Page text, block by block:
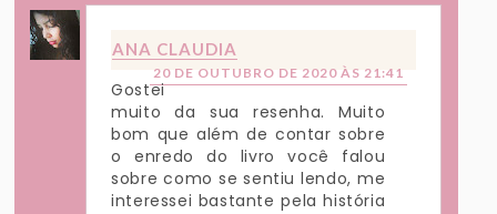
ANA CLAUDIA
20 DE OUTUBRO DE 2020 ÀS 21:41
Gostei
muito da sua resenha. Muito
bom que além de contar sobre
o enredo do livro você falou
sobre como se sentiu lendo, me
interessei bastante pela história